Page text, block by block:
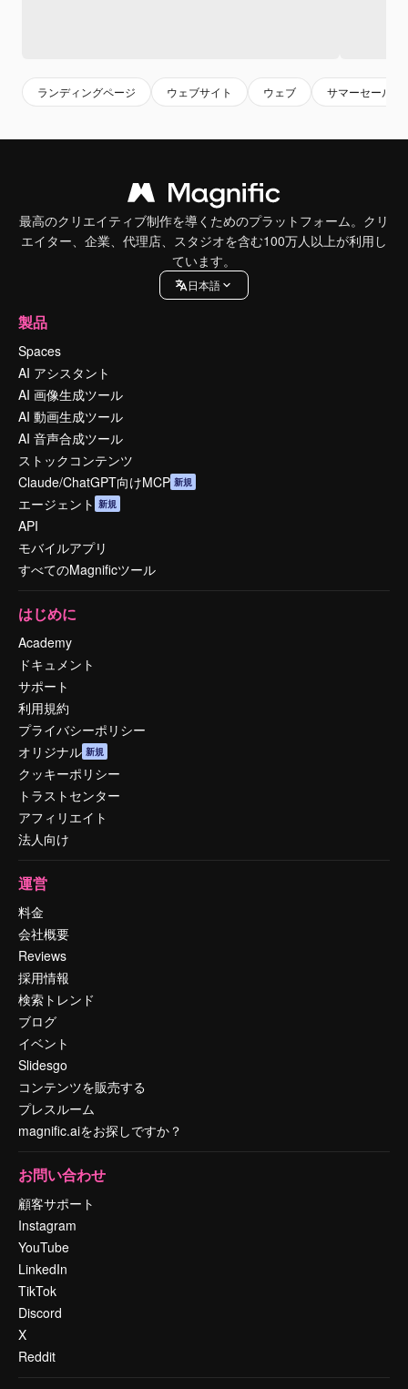
ランディングページ ウェブサイト ウェブ サマーセール
最高のクリエイティブ制作を導くためのプラットフォーム。クリ
エイター、企業、代理店、スタジオを含む100万人以上が利用し
ています。
日本語
製品
Spaces
AI アシスタント
AI 画像生成ツール
AI 動画生成ツール
AI 音声合成ツール
ストックコンテンツ
Claude/ChatGPT向けMCP 新規
エージェント 新規
API
モバイルアプリ
すべてのMagnificツール
はじめに
Academy
ドキュメント
サポート
利用規約
プライバシーポリシー
オリジナル 新規
クッキーポリシー
トラストセンター
アフィリエイト
法人向け
運営
料金
会社概要
Reviews
採用情報
検索トレンド
ブログ
イベント
Slidesgo
コンテンツを販売する
プレスルーム
magnific.aiをお探しですか？
お問い合わせ
顧客サポート
Instagram
YouTube
LinkedIn
TikTok
Discord
X
Reddit